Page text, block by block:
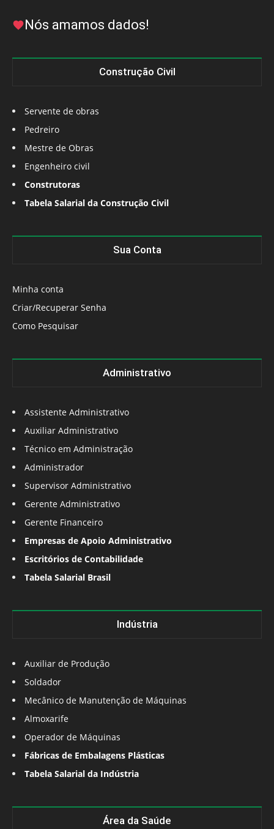
Nós amamos dados!
Construção Civil
Servente de obras
Pedreiro
Mestre de Obras
Engenheiro civil
Construtoras
Tabela Salarial da Construção Civil
Sua Conta
Minha conta
Criar/Recuperar Senha
Como Pesquisar
Administrativo
Assistente Administrativo
Auxiliar Administrativo
Técnico em Administração
Administrador
Supervisor Administrativo
Gerente Administrativo
Gerente Financeiro
Empresas de Apoio Administrativo
Escritórios de Contabilidade
Tabela Salarial Brasil
Indústria
Auxiliar de Produção
Soldador
Mecânico de Manutenção de Máquinas
Almoxarife
Operador de Máquinas
Fábricas de Embalagens Plásticas
Tabela Salarial da Indústria
Área da Saúde